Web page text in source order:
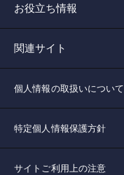
お役立ち情報
関連サイト
個人情報の取扱いについて
特定個人情報保護方針
サイトご利用上の注意